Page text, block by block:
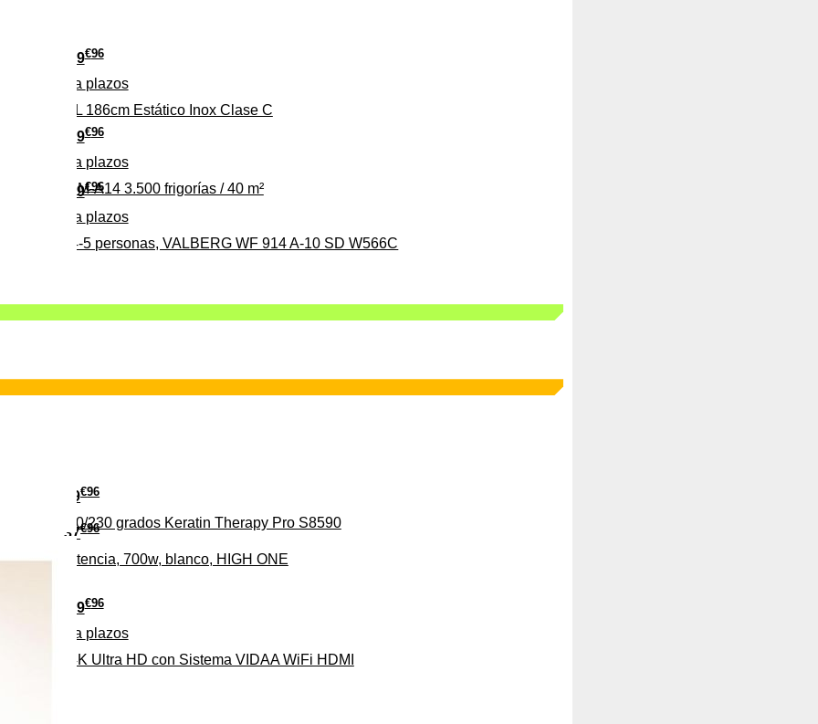
279€96
Pago a plazos
para 4-5 personas, VALBERG WF 914 A-10 SD W566C
349€96
Pago a plazos
315 C 315L 186cm Estático Inox Clase C
37€96
de potencia, 700w, blanco, HIGH ONE
369€96
Pago a plazos
CLIM-A14 3.500 frigorías / 40 m²
29€96
160/230 grados Keratin Therapy Pro S8590
279€96
Pago a plazos
EL 4K Ultra HD con Sistema VIDAA WiFi HDMI